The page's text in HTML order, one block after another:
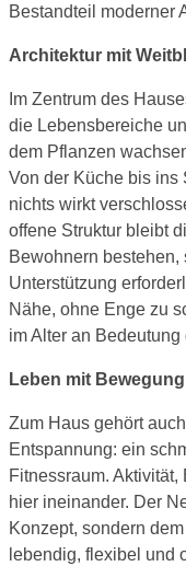
Bestandteil moderner
Architektur mit
Im Zentrum des
die Lebensbereiche
dem Pflanzen
Von der Küche bis ins
nichts wirkt
offene Struktur bleibt
Bewohnern
Unterstützung
Nähe, ohne Enge zu
im Alter an Bedeutung
Leben mit
Zum Haus gehört
Entspannung: ein
Fitnessraum.
hier ineinander. Der
Konzept, sondern
lebendig, flexibel und